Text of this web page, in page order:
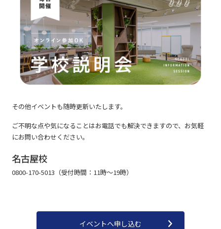
その他イベントも随時更新いたします。
ご不明な点や気になることはお電話でも解決できますので、お気軽
にお問い合わせください。
名古屋校
0800-170-5013（受付時間：11時～19時）
イベントへ申し込む